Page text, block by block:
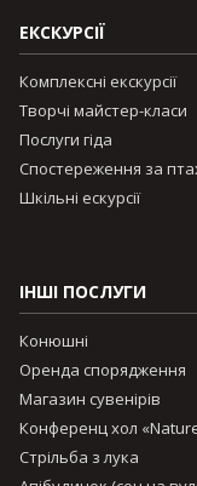
ЕКСКУРСІЇ
Комплексні екскурсії
Творчі майстер-класи
Послуги гіда
Спостереження за
Шкільні ескурсії
ІНШІ ПОСЛУГИ
Конюшні
Оренда спорядження
Магазин сувенірів
Конференц хол
Стрільба з лука